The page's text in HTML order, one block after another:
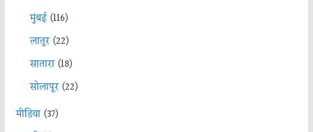
मुंबई(116)
लातूर(22)
सातारा(18)
सोलापूर(22)
मीडिया(37)